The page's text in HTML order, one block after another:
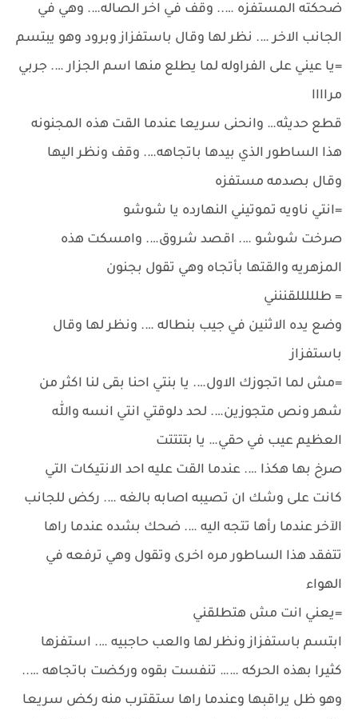
ضحكته المستفزه ….. وقف في اخر الصاله…. وهي في
الجانب الاخر …. نظر لها وقال باستفزاز وبرود وهو يبتسم
=يا عيني على الفراوله لما يطلع منها اسم الجزار …. جربي
مراااا
قطع حديثه… وانحنى سريعا عندما القت هذه المجنونه
هذا الساطور الذي بيدها باتجاهه…. وقف ونظر اليها
وقال بصدمه مستفزه
=انتي ناويه تموتيني النهارده يا شوشو
صرخت شوشو …. اقصد شروق…. وامسكت هذه
المزهريه والقتها بأتجاه وهي تقول بجنون
= طلللللقننني
وضع يده الاثنين في جيب بنطاله …. ونظر لها وقال
باستفزاز
=مش لما اتجوزك الاول…. يا بنتي احنا بقى لنا اكثر من
شهر ونص متجوزين…. لحد دلوقتي انتي انسه والله
العظيم عيب في حقي… يا بتتتتت
صرخ بها هكذا …. عندما القت عليه احد الانتيكات التي
كانت على وشك ان تصيبه اصابه بالغه …. ركض للجانب
الآخر عندما رأها تتجه اليه …. ضحك بشده عندما راها
تتفقد هذا الساطور مره اخرى وتقول وهي ترفعه في
الهواء
=يعني انت مش هتطلقني
ابتسم باستفزاز ونظر لها والعب حاجبيه …. استفزها
كثيرا بهذه الحركه …… تنفست بقوه وركضت باتجاهه …..
وهو ظل يراقبها وعندما راها ستقترب منه ركض سريعا